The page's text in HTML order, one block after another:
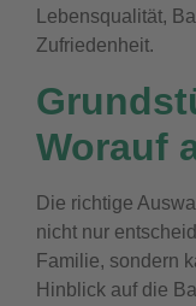
Lebensqualität,
Zufriedenheit.
Worauf
Die richtige
nicht nur
Familie, sondern
Hinblick auf die